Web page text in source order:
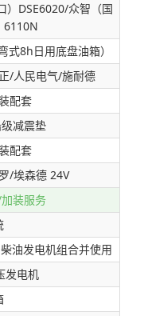
）DSE6020/众智（国
6110N
式8h日用底盘油箱）
/人民电气/施耐德
配套
减震垫
配套
/埃森德 24V
装服务
油发电机组合并使用
发电机